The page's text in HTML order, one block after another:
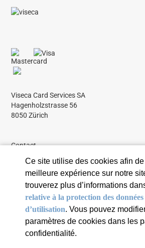
Ce site utilise des cookies afin
meilleure expérience sur notre
trouverez plus d’informations
relative à la protection des
d’utilisation. Vous pouvez
paramètres de cookies dans les
confidentialité.
Viseca Card Services SA
Hagenholzstrasse 56
8050 Zürich
Contact
Tous les articles
© 2026 Viseca Card Services SA
Protection des données et conditions